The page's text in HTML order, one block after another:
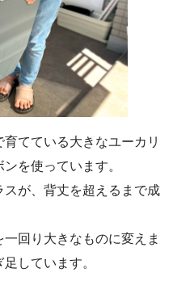
てている大きなユーカリ
を使っています。
が、背丈を超えるまで成
回り大きなものに変えま
しています。